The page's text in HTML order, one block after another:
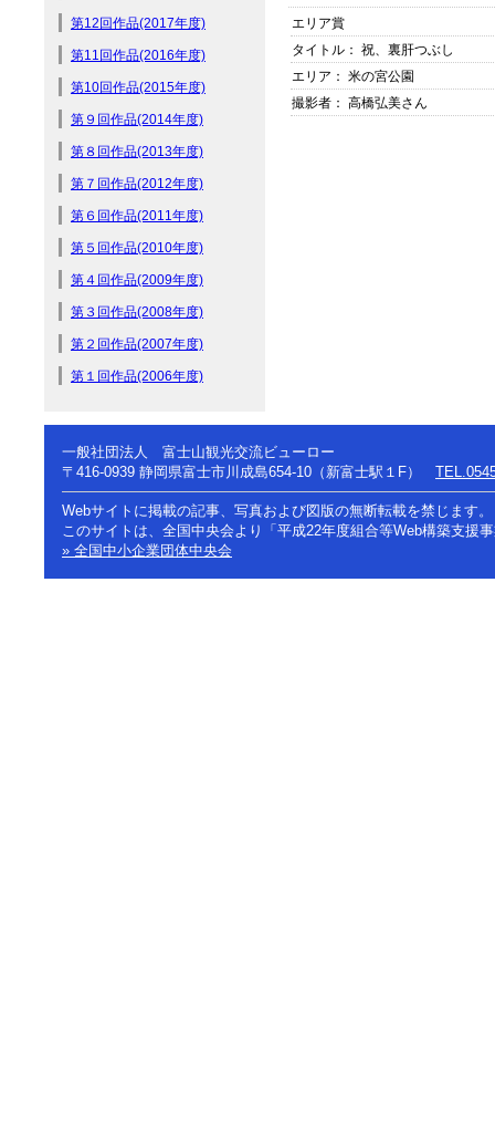
第12回作品(2017年度)
第11回作品(2016年度)
第10回作品(2015年度)
第９回作品(2014年度)
第８回作品(2013年度)
第７回作品(2012年度)
第６回作品(2011年度)
第５回作品(2010年度)
第４回作品(2009年度)
第３回作品(2008年度)
第２回作品(2007年度)
第１回作品(2006年度)
エリア賞
タイトル： 祝、裏肝つぶし
エリア： 米の宮公園
撮影者： 高橋弘美さん
一般社団法人 富士山観光交流ビューロー
〒416-0939 静岡県富士市川成島654-10（新富士駅１F）
Webサイトに掲載の記事、写真および図版の無断転載を禁じます。
このサイトは、全国中央会より「平成22年度組合等Web構築支援
» 全国中小企業団体中央会